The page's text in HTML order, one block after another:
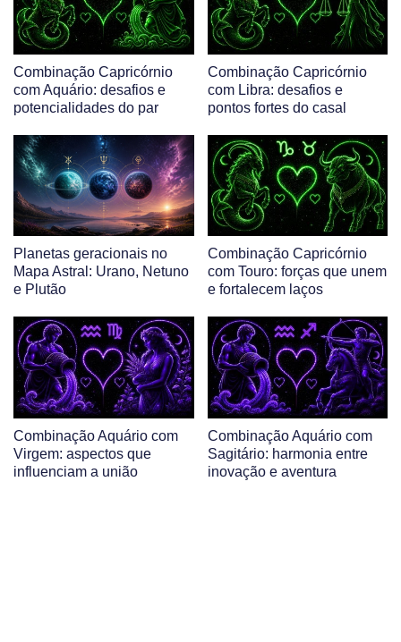
Combinação Capricórnio
com Aquário: desafios e
potencialidades do par
Combinação Capricórnio
com Libra: desafios e
pontos fortes do casal
Planetas geracionais no
Mapa Astral: Urano, Netuno
e Plutão
Combinação Capricórnio
com Touro: forças que unem
e fortalecem laços
Combinação Aquário com
Virgem: aspectos que
influenciam a união
Combinação Aquário com
Sagitário: harmonia entre
inovação e aventura